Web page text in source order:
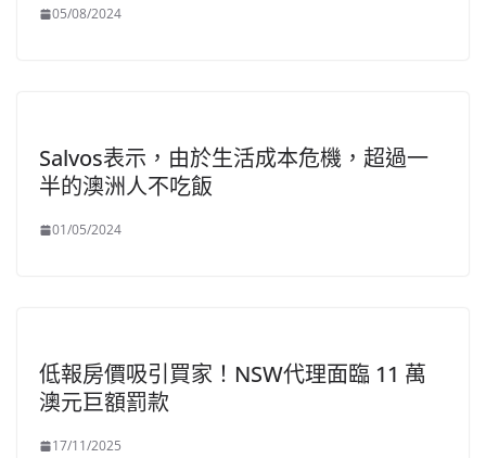
05/08/2024
Salvos表示，由於生活成本危機，超過一
半的澳洲人不吃飯
01/05/2024
低報房價吸引買家！NSW代理面臨 11 萬
澳元巨額罰款
17/11/2025